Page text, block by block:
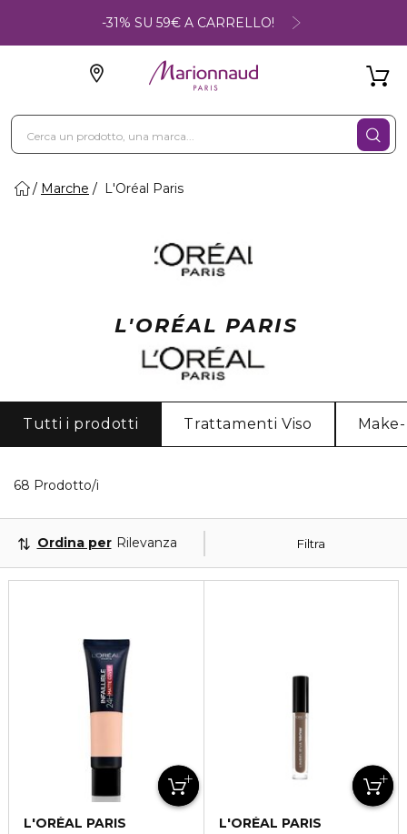
-31% SU 59€ A CARRELLO!
Marche L'Oréal Paris
L'ORÉAL PARIS
Tutti i prodotti Trattamenti Viso
68 Prodotto/i
Filtra
Ordina per Rilevanza
L'ORÉAL PARIS
L'ORÉAL PARIS